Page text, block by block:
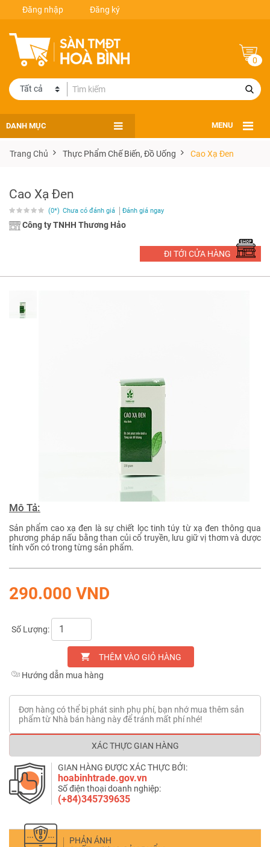
Đăng nhập Đăng ký
0
DANH MỤC MENU
Trang Chủ Thực Phẩm Chế Biến, Đồ Uống Cao Xạ Đen
Cao Xạ Đen
(0*) Chưa có đánh giá Đánh giá ngay
Công ty TNHH Thương Hảo
ĐI TỚI CỬA HÀNG
Mô Tả:
Sản phẩm cao xạ đen là sự chiết lọc tinh túy từ xạ đen thông qua
phương pháp nấu bằng than củi cổ truyền, lưu giữ vị thơm và dược
tính vốn có trong từng sản phẩm.
290.000 VND
Số Lượng:
THÊM VÀO GIỎ HÀNG
Hướng dẫn mua hàng
Đơn hàng có thể bị phát sinh phụ phí, bạn nhớ mua thêm sản
phẩm từ Nhà bán hàng này để tránh mất phí nhé!
XÁC THỰC GIAN HÀNG
GIAN HÀNG ĐƯỢC XÁC THỰC BỞI:
hoabinhtrade.gov.vn
Số điện thoại doanh nghiệp:
(+84)345739635
PHẢN ÁNH